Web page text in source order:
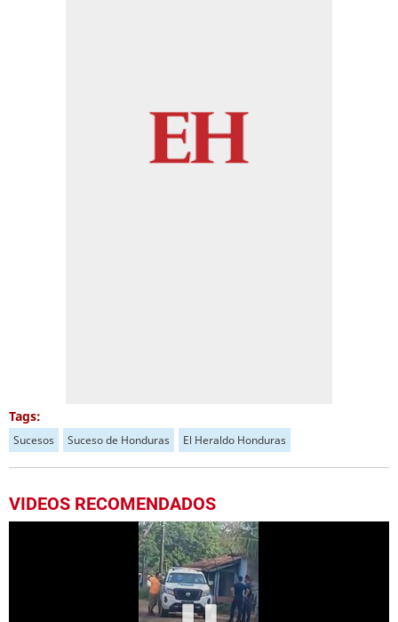
Tags:
Sucesos Suceso de Honduras El Heraldo Honduras
VIDEOS RECOMENDADOS